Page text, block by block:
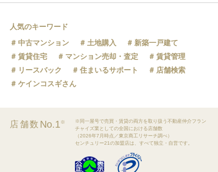
人気のキーワード
中古マンション
土地購入
新築一戸建て
賃貸住宅
マンション売却・査定
賃貸管理
リースバック
住まいるサポート
店舗検索
ケインコスギさん
店舗数 No.1※
※同一屋号で売買・賃貸の両方を取り扱う不動産仲介フラン
チャイズ業としての全国における店舗数
（2026年7月時点／東京商工リサーチ調べ）
センチュリー21の加盟店は、すべて独立・自営です。